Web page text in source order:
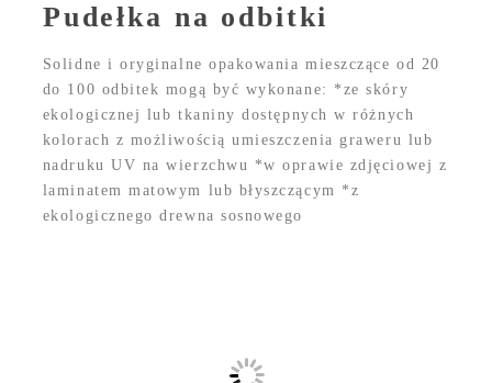
Pudełka na odbitki
Solidne i oryginalne opakowania mieszczące od 20
do 100 odbitek mogą być wykonane: *ze skóry
ekologicznej lub tkaniny dostępnych w różnych
kolorach z możliwością umieszczenia graweru lub
nadruku UV na wierzchwu *w oprawie zdjęciowej z
laminatem matowym lub błyszczącym *z
ekologicznego drewna sosnowego